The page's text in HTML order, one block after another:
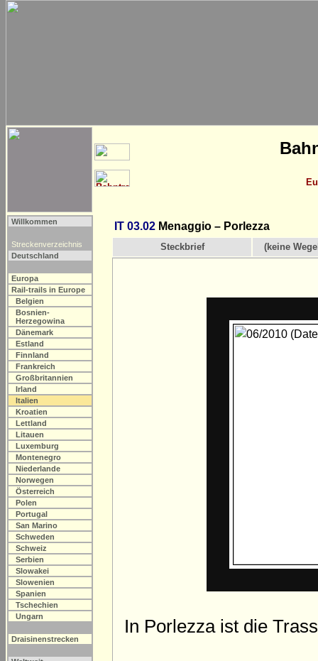
Willkommen
Streckenverzeichnis
Deutschland
Europa
Rail-trails in Europe
Belgien
Bosnien-
Herzegowina
Dänemark
Estland
Finnland
Frankreich
Großbritannien
Irland
Italien
Kroatien
Lettland
Litauen
Luxemburg
Montenegro
Niederlande
Norwegen
Österreich
Polen
Portugal
San Marino
Schweden
Schweiz
Serbien
Slowakei
Slowenien
Spanien
Tschechien
Ungarn
Draisinenstrecken
IT 03.02 Menaggio – Porlezza
Steckbrief (keine
In Porlezza ist die